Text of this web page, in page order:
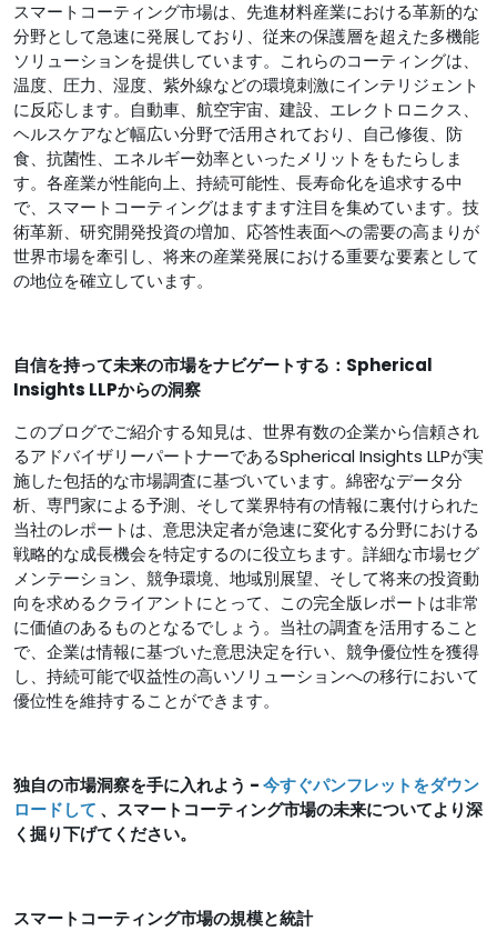
スマートコーティング市場は、先進材料産業における革新的な
分野として急速に発展しており、従来の保護層を超えた多機能
ソリューションを提供しています。これらのコーティングは、
温度、圧力、湿度、紫外線などの環境刺激にインテリジェント
に反応します。自動車、航空宇宙、建設、エレクトロニクス、
ヘルスケアなど幅広い分野で活用されており、自己修復、防
食、抗菌性、エネルギー効率といったメリットをもたらしま
す。各産業が性能向上、持続可能性、長寿命化を追求する中
で、スマートコーティングはますます注目を集めています。技
術革新、研究開発投資の増加、応答性表面への需要の高まりが
世界市場を牽引し、将来の産業発展における重要な要素として
の地位を確立しています。
自信を持って未来の市場をナビゲートする：Spherical
Insights LLPからの洞察
このブログでご紹介する知見は、世界有数の企業から信頼され
るアドバイザリーパートナーであるSpherical Insights LLPが実
施した包括的な市場調査に基づいています。綿密なデータ分
析、専門家による予測、そして業界特有の情報に裏付けられた
当社のレポートは、意思決定者が急速に変化する分野における
戦略的な成長機会を特定するのに役立ちます。詳細な市場セグ
メンテーション、競争環境、地域別展望、そして将来の投資動
向を求めるクライアントにとって、この完全版レポートは非​​常
に価値のあるものとなるでしょう。当社の調査を活用すること
で、企業は情報に基づいた意思決定を行い、競争優位性を獲得
し、持続可能で収益性の高いソリューションへの移行において
優位性を維持することができます。
独自の市場洞察を手に入れよう -今すぐパンフレットをダウン
ロードして 、スマートコーティング市場の未来についてより深
く掘り下げてください。
スマートコーティング市場の規模と統計